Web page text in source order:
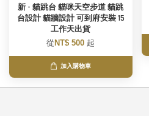
新 - 貓跳台 貓咪天空步道 貓跳
台設計 貓牆設計 可到府安裝 15
工作天出貨
從NT$ 500 起
加入購物車